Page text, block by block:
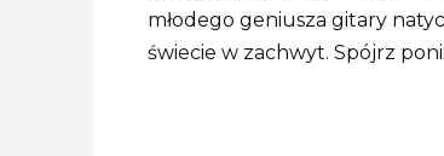
młodego geniusza gitary
świecie w zachwyt. Spójrz